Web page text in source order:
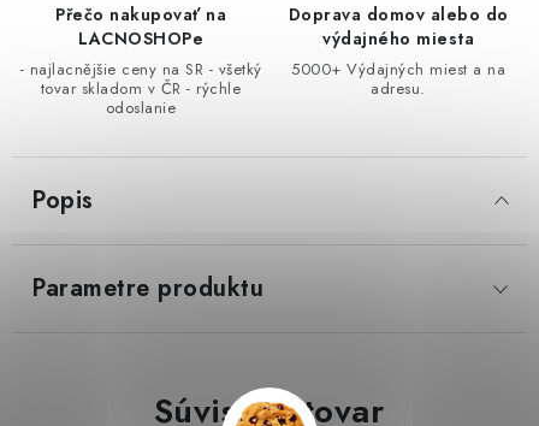
LacnoBlog Prečo je tu LACNO?
Kontakty, O nás
Dopravné a Platby
Vratky a Reklamácie
Obchodné podmienky
Ochrana osobných údajov
Přečo nakupovať na
LACNOSHOPe
- najlacnějšie ceny na SR - všetký
tovar skladom v ČR - rýchle
odoslanie
Doprava domov alebo do
výdajného miesta
5000+ Výdajných miest a na
adresu.
Popis
Parametre produktu
Súvisiaci tovar